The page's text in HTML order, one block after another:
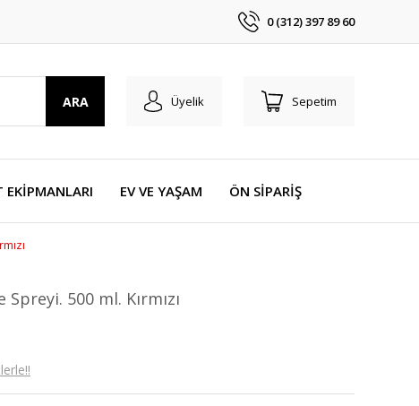
0 (312) 397 89 60
ARA Üyelik Sepetim
EKİPMANLARI EV VE YAŞAM ÖN SİPARİŞ
500 ml. Kırmızı